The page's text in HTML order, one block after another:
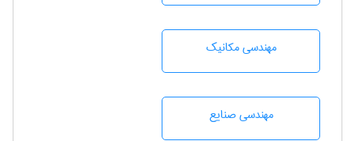
مهندسی مکانیک
مهندسی صنايع